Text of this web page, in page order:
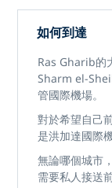
如何到達
Ras Gharib的
Sharm el-
管國際機場。
對於希望自己
是洪加達國際
無論哪個城市
需要私人接送